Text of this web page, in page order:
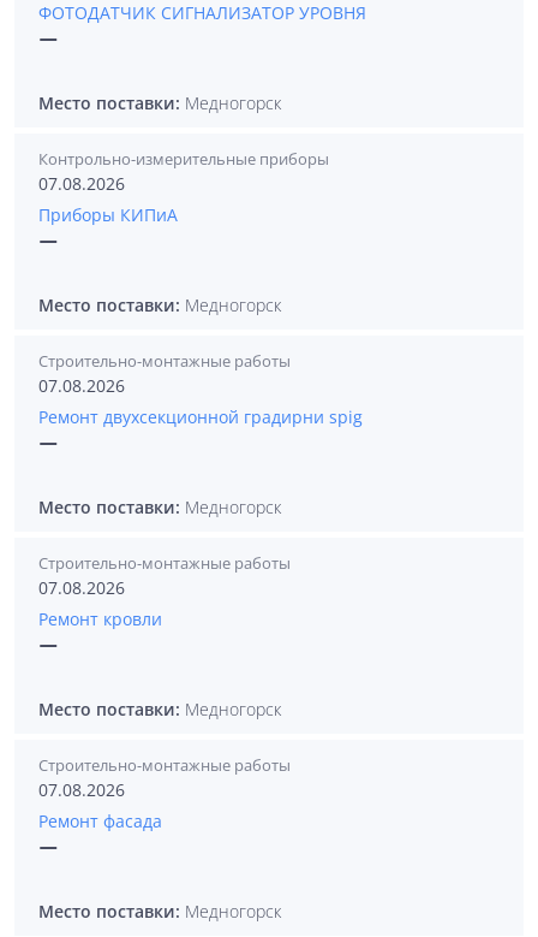
ФОТОДАТЧИК СИГНАЛИЗАТОР УРОВНЯ
—
Место поставки: Медногорск
Контрольно-измерительные приборы
07.08.2026
Приборы КИПиА
—
Место поставки: Медногорск
Строительно-монтажные работы
07.08.2026
Ремонт двухсекционной градирни spig
—
Место поставки: Медногорск
Строительно-монтажные работы
07.08.2026
Ремонт кровли
—
Место поставки: Медногорск
Строительно-монтажные работы
07.08.2026
Ремонт фасада
—
Место поставки: Медногорск